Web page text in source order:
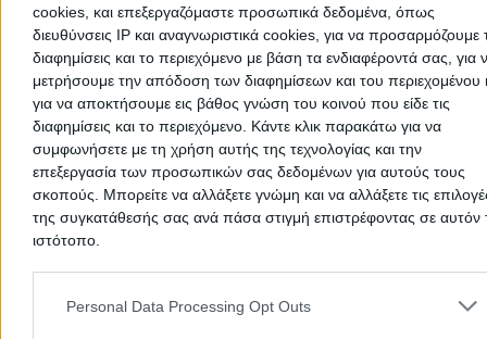
cookies, και επεξεργαζόμαστε προσωπικά δεδομένα, όπως
διευθύνσεις IP και αναγνωριστικά cookies, για να προσαρμόζουμε
διαφημίσεις και το περιεχόμενο με βάση τα ενδιαφέροντά σας, για
μετρήσουμε την απόδοση των διαφημίσεων και του περιεχομένου
για να αποκτήσουμε εις βάθος γνώση του κοινού που είδε τις
διαφημίσεις και το περιεχόμενο. Κάντε κλικ παρακάτω για να
συμφωνήσετε με τη χρήση αυτής της τεχνολογίας και την
επεξεργασία των προσωπικών σας δεδομένων για αυτούς τους
σκοπούς. Μπορείτε να αλλάξετε γνώμη και να αλλάξετε τις
της συγκατάθεσής σας ανά πάσα στιγμή επιστρέφοντας σε αυτόν
ιστότοπο.
Please note that this website/app uses one or more Google
and may gather and store information including but not limited to
Personal Data Processing Opt Outs
Ταχυδρομικές Υπηρεσίες & Courier
Κεντρική Πλατεία, Ράχες
Τηλέφωνο:2275041229
Στοιχεία αναζήτησης:ΕΛΤΑ Courier , Σάμου
ΕΛΤΑ COURIER
Ταχυδρομικές Υπηρεσίες & Courier
Πυθαγόρα 3, Καρλόβασι